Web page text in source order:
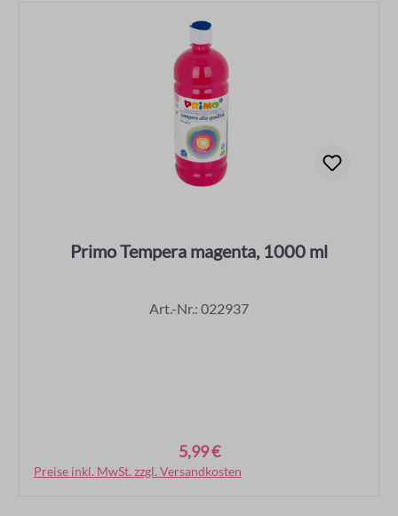
Primo Tempera magenta, 1000 ml
Art.-Nr.: 022937
5,99 €
Preise inkl. MwSt. zzgl. Versandkosten
In den Warenkorb